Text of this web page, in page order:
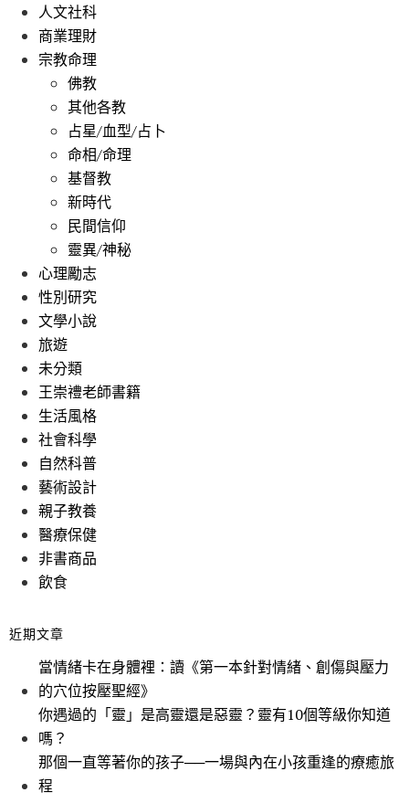
人文社科
商業理財
宗教命理
佛教
其他各教
占星/血型/占卜
命相/命理
基督教
新時代
民間信仰
靈異/神秘
心理勵志
性別研究
文學小說
旅遊
未分類
王崇禮老師書籍
生活風格
社會科學
自然科普
藝術設計
親子教養
醫療保健
非書商品
飲食
近期文章
當情緒卡在身體裡：讀《第一本針對情緒、創傷與壓力
的穴位按壓聖經》
你遇過的「靈」是高靈還是惡靈？靈有10個等級你知道
嗎？
那個一直等著你的孩子──一場與內在小孩重逢的療癒旅
程